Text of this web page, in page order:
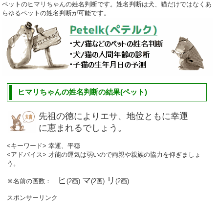
ペットのヒマリちゃんの姓名判断です。姓名判断は犬、猫だけではなくあ
らゆるペットの姓名判断が可能です。
ヒマリちゃんの姓名判断の結果(ペット)
先祖の徳によりエサ、地位ともに幸運
に恵まれるでしょう。
<キーワード> 幸運、平穏
<アドバイス> 才能の運気は弱いので両親や親族の協力を仰ぎましょ
う。
※名前の画数： ヒ(2画) マ(2画) リ(2画)
スポンサーリンク